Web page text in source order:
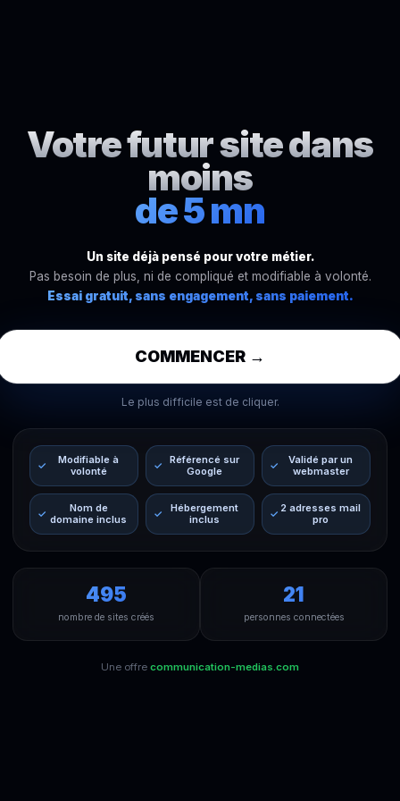
Votre futur site dans
moins
de 5 mn
Un site déjà pensé pour votre métier.
Pas besoin de plus, ni de compliqué et modifiable à volonté.
Essai gratuit, sans engagement, sans paiement.
COMMENCER →
Le plus difficile est de cliquer.
Modifiable à
volonté
Référencé sur
Google
Validé par un
webmaster
Nom de
domaine inclus
Hébergement
inclus
2 adresses mail
pro
495
nombre de sites créés
21
personnes connectées
Une offre communication-medias.com